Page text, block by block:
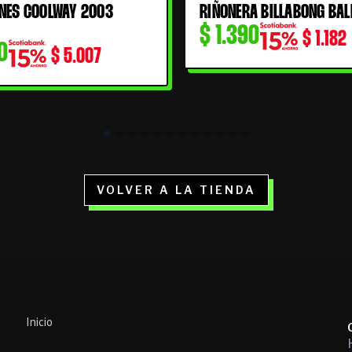
COOLWAY 2003
$5.007
RIÑONERA BILLABONG
$1.390 $1.182
VOLVER A LA TIENDA
Inicio